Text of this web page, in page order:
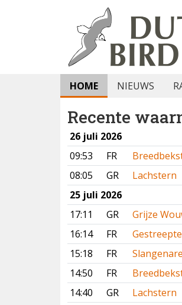
HOME NIEUWS
Recente
26 juli 2026
09:53
FR
08:05
GR
Lachstern
25 juli 2026
17:11
GR
Grijze
16:14
FR
15:18
FR
14:50
FR
14:40
GR
Lachstern